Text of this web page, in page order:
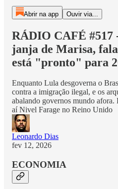
Abrir na app Ouvir via...
RÁDIO CAFÉ #517
janja de Marisa,
está "pronto" para
Enquanto Lula desgoverna o
contra a imigração ilegal, e os
abalando governos mundo
aí Nivel Farage no Reino Unido
Leonardo Dias
fev 12, 2026
ECONOMIA